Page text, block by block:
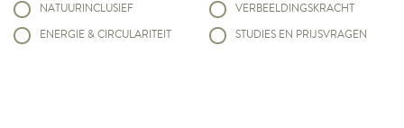
NATUURINCLUSIEF
ENERGIE & CIRCULARITEIT
VERBEELDINGSKRACHT
STUDIES EN PRIJSVRAGEN